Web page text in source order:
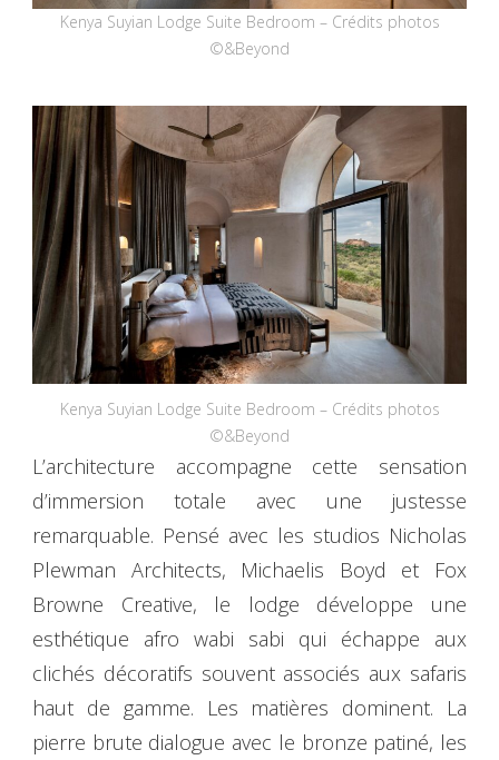
Kenya Suyian Lodge Suite Bedroom – Crédits photos
©&Beyond
Kenya Suyian Lodge Suite Bedroom – Crédits photos
©&Beyond
L’architecture accompagne cette sensation
d’immersion totale avec une justesse
remarquable. Pensé avec les studios Nicholas
Plewman Architects, Michaelis Boyd et Fox
Browne Creative, le lodge développe une
esthétique afro wabi sabi qui échappe aux
clichés décoratifs souvent associés aux safaris
haut de gamme. Les matières dominent. La
pierre brute dialogue avec le bronze patiné, les